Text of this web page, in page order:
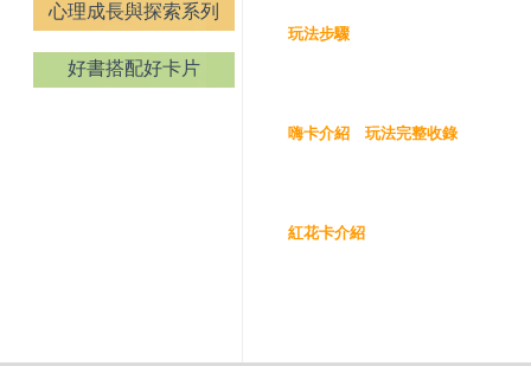
心理成長與探索系列
好書搭配好卡片
玩法步驟
嗨卡介紹 玩法完整收錄
紅花卡介紹